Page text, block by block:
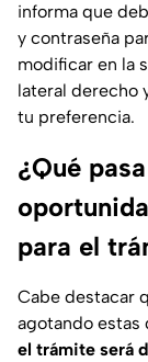
informa que
y contraseña
modificar en la
lateral derecho
tu preferencia.
¿Qué
para el
Cabe destacar
agotando estas
el trámite será